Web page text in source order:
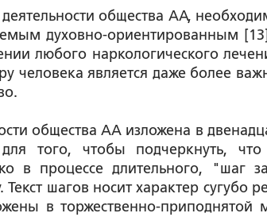
общества АА,
духовно-ориентированным
любого наркологического
человека является даже более
общества АА изложена в
для того, чтобы подчеркнуть,
в процессе длительного, "шаг
шагов носит характер сугубо
в торжественно-приподнятой